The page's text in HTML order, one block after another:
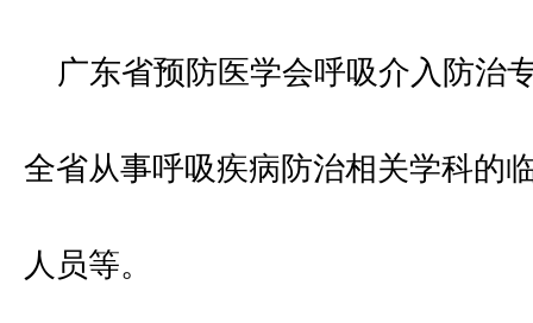
广东省预防医学会呼吸介入防治
全省从事呼吸疾病防治相关学科的
人员等。